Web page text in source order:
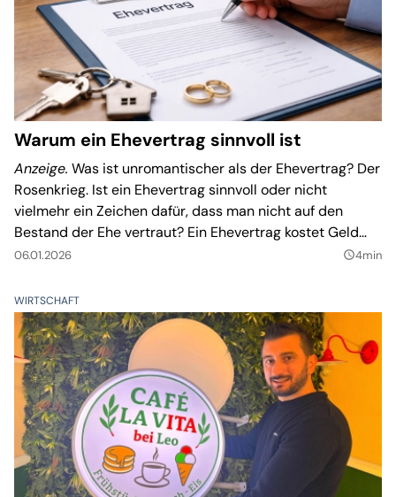
Warum ein Ehevertrag sinnvoll ist
Anzeige. Was ist unromantischer als der Ehevertrag? Der
Rosenkrieg. Ist ein Ehevertrag sinnvoll oder nicht
vielmehr ein Zeichen dafür, dass man nicht auf den
Bestand der Ehe vertraut? Ein Ehevertrag kostet Geld
und muss zur Niederschrift eines Notars geschlossen
06.01.2026 query_builder4min
WIRTSCHAFT